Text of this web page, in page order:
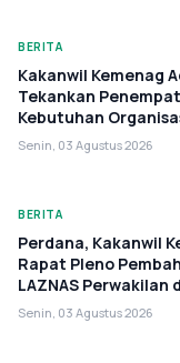
BERITA
Kakanwil Kemenag
Tekankan
Kebutuhan
Senin, 03 Agustus 2026
BERITA
Perdana, Kakanwil
Rapat Pleno
LAZNAS Perwakilan
Senin, 03 Agustus 2026